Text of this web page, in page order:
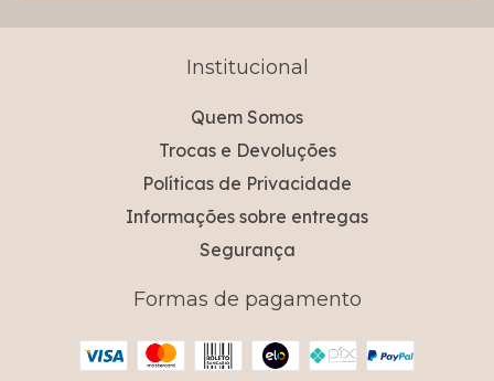
Institucional
Quem Somos
Trocas e Devoluções
Políticas de Privacidade
Informações sobre entregas
Segurança
Formas de pagamento